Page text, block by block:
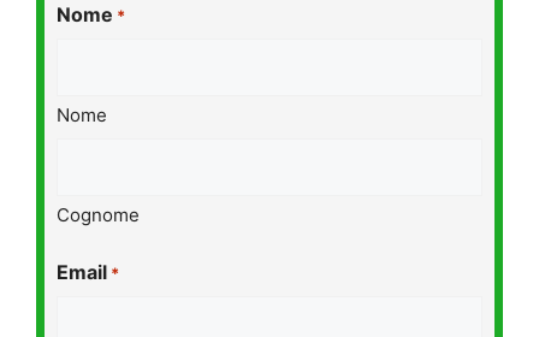
Nome *
Nome
Cognome
Email *